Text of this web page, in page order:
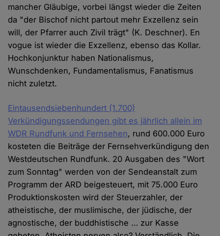
mancher Gläubige, vorbei längst wieder die Zeiten
da "der Bischof nicht partout mehr Exzellenz sein
will, der Pfarrer auch Zivil trägt" (K. Deschner). En
vogue ist wieder die Exzellenz, ebenso das Kollar.
Hochkonjunktur haben Nationalismus,
Wunschdenken, Fundamentalismus, Fanatismus
nicht zuletzt.
Eintausendsiebenhundert (1.700)
Verkündigungssendungen gibt es jährlich allein im
WDR Rundfunk und Fernsehen, rund 600.000 Euro
kosteten die Beiträge der Fernsehverkündigung den
Westdeutschen Rundfunk. 20 Ausgaben des "Wort
zum Sonntag" werden von der Sendeanstalt zum
Programm der ARD beigesteuert, mit 75.000 Euro
Produktionskosten wird der Steuerzahler, der
atheistische, der muslimische, der jüdische, der
agnostische, der buddhistische … zur Kasse